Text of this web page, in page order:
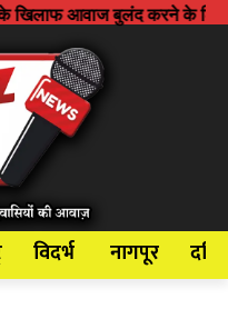
करने के लिए शुरू किया है
विदर्भ नागपूर